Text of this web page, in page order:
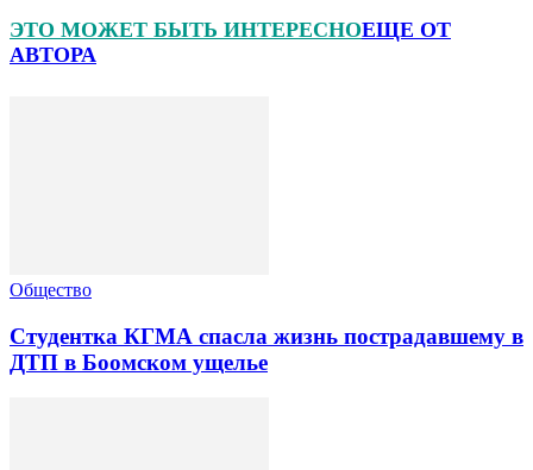
ЭТО МОЖЕТ БЫТЬ ИНТЕРЕСНОЕЩЕ ОТ
АВТОРА
Общество
Студентка КГМА спасла жизнь пострадавшему в
ДТП в Боомском ущелье